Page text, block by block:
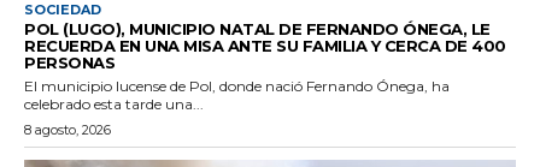
SOCIEDAD
POL (LUGO), MUNICIPIO NATAL DE FERNANDO ÓNEGA, LE
RECUERDA EN UNA MISA ANTE SU FAMILIA Y CERCA DE 400
PERSONAS
El municipio lucense de Pol, donde nació Fernando Ónega, ha
celebrado esta tarde una...
8 agosto, 2026